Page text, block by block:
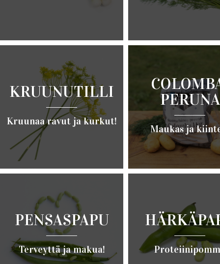
Lue lisää › Lue lisää ›
Lue lisää ›
KRUUNUTILLI
Kruunaa ravut ja kurkut!
Lue lisää ›
PERUNA
Maukas ja
PENSASPAPU
Terveyttä ja makua!